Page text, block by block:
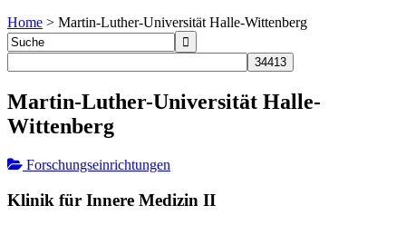
Home > Martin-Luther-Universität Halle-Wittenberg
Martin-Luther-Universität Halle-
Wittenberg
Forschungseinrichtungen
Klinik für Innere Medizin II